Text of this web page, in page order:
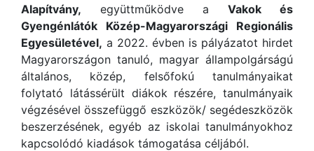
Alapítvány, együttműködve a Vakok és
Gyengénlátók Közép-Magyarországi Regionális
Egyesületével, a 2022. évben is pályázatot hirdet
Magyarországon tanuló, magyar állampolgárságú
általános, közép, felsőfokú tanulmányaikat
folytató látássérült diákok részére, tanulmányaik
végzésével összefüggő eszközök/ segédeszközök
beszerzésének, egyéb az iskolai tanulmányokhoz
kapcsolódó kiadások támogatása céljából.